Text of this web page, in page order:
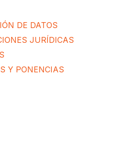
DE DATOS
JURÍDICAS
Y PONENCIAS